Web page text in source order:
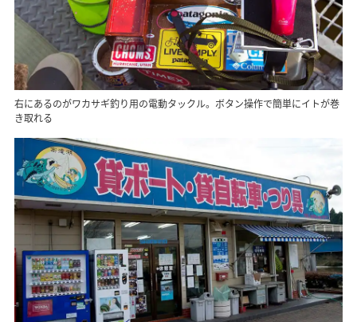
右にあるのがワカサギ釣り用の電動タックル。ボタン操作で簡単にイトが巻
き取れる